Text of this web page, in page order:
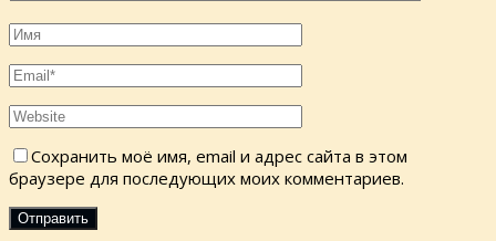
Сохранить моё имя, email и адрес сайта в этом
браузере для последующих моих комментариев.